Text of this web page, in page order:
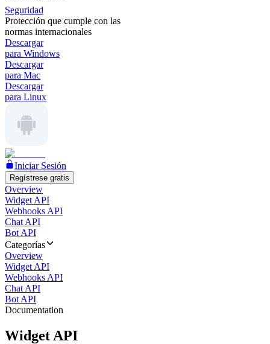
Seguridad
Protección que cumple con las
normas internacionales
Descargar
para Windows
Descargar
para Mac
Descargar
para Linux
Iniciar Sesión
Regístrese gratis
Overview
Widget API
Webhooks API
Chat API
Bot API
Categorías
Overview
Widget API
Webhooks API
Chat API
Bot API
Documentation
Widget API